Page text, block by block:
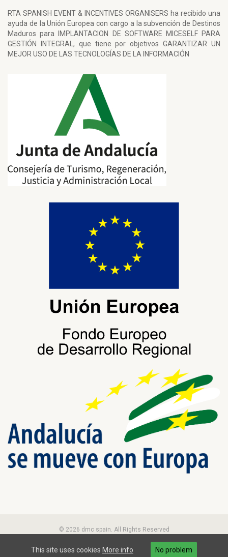
RTA SPANISH EVENT & INCENTIVES ORGANISERS ha recibido una
ayuda de la Unión Europea con cargo a la subvención de Destinos
Maduros para IMPLANTACION DE SOFTWARE MICESELF PARA
GESTIÓN INTEGRAL, que tiene por objetivos GARANTIZAR UN
MEJOR USO DE LAS TECNOLOGÍAS DE LA INFORMACIÓN
© 2026 dmc spain. All Rights Reserved
This site uses cookies More info No problem